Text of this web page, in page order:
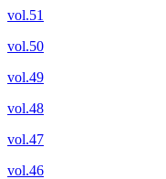
vol.51
vol.50
vol.49
vol.48
vol.47
vol.46